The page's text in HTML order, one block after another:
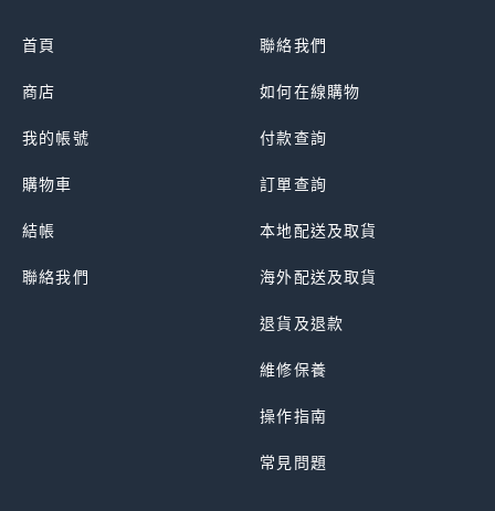
首頁
商店
我的帳號
購物車
結帳
聯絡我們
聯絡我們
如何在線購物
付款查詢
訂單查詢
本地配送及取貨
海外配送及取貨
退貨及退款
維修保養
操作指南
常見問題